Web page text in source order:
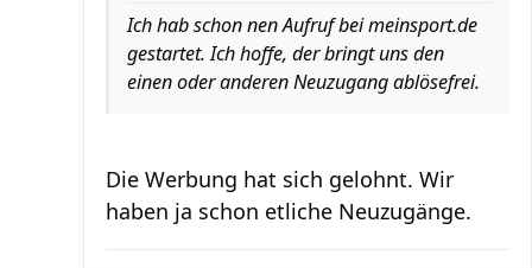
Ich hab schon nen Aufruf bei meinsport.de
gestartet. Ich hoffe, der bringt uns den
einen oder anderen Neuzugang ablösefrei.
Die Werbung hat sich gelohnt. Wir
haben ja schon etliche Neuzugänge.